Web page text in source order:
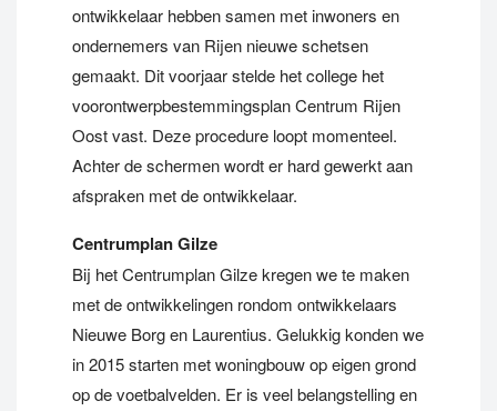
ontwikkelaar hebben samen met inwoners en
ondernemers van Rijen nieuwe schetsen
gemaakt. Dit voorjaar stelde het college het
voorontwerpbestemmingsplan Centrum Rijen
Oost vast. Deze procedure loopt momenteel.
Achter de schermen wordt er hard gewerkt aan
afspraken met de ontwikkelaar.
Centrumplan Gilze
Bij het Centrumplan Gilze kregen we te maken
met de ontwikkelingen rondom ontwikkelaars
Nieuwe Borg en Laurentius. Gelukkig konden we
in 2015 starten met woningbouw op eigen grond
op de voetbalvelden. Er is veel belangstelling en